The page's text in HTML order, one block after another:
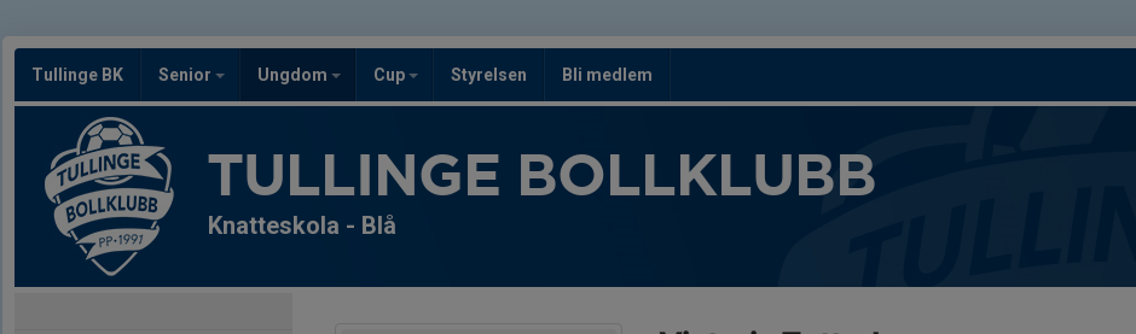
Tullinge BK Senior Ungdom Cup Styrelsen Bli medlem
TULLINGE BOLLKLUBB
Knatteskola - Blå